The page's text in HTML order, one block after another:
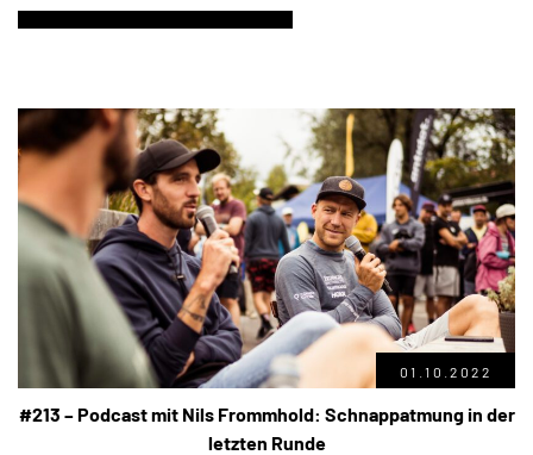
01.10.2022
#213 – Podcast mit Nils Frommhold: Schnappatmung in der
letzten Runde